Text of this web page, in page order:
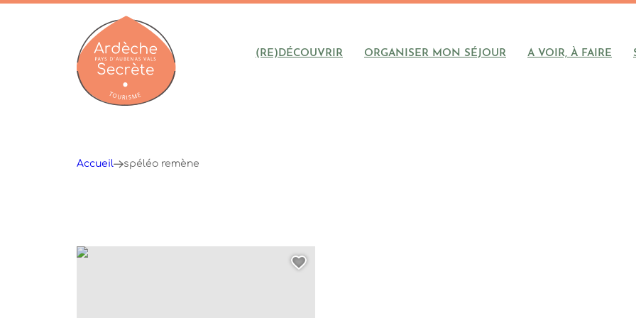
(RE)DÉCOUVRIR ORGANISER MON SÉJOUR A VOIR, À FAIRE
Accueil spéléo remène
Spéléologie Demi-J Famille Grotte de la Remène avec GEO, © geo
Ajouter cette page au carnet de voyage ?